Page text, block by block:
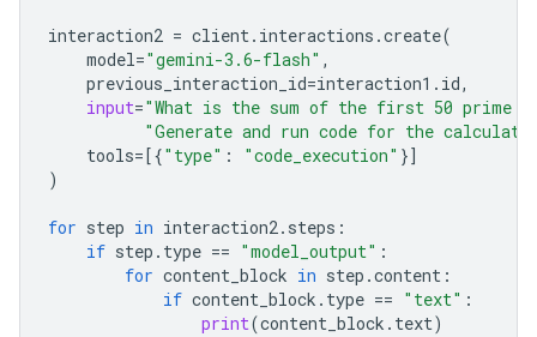
interaction2 = client. interactions .create(
model="gemini-3.6-flash" ,
previous_interaction_id=interaction1 . id,
input="What is the sum of the first 50 prime
"Generate and run code for the
tools=[{"type" : "code_execution" }]
)
for step in interaction2. steps :
if step . type == "model_output" :
for content_block in step .content :
if content_block . type == "text" :
print(content_block . text)